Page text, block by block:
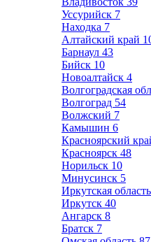
Уссурийск 7
Находка 7
Алтайский край
Барнаул 43
Бийск 10
Новоалтайск 4
Волгоградская
Волгоград 54
Волжский 7
Камышин 6
Красноярский
Красноярск 48
Норильск 10
Минусинск 5
Иркутская область
Иркутск 40
Ангарск 8
Братск 7